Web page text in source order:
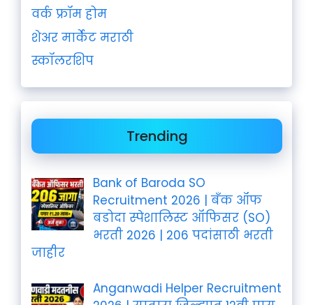
वर्क फ्रॉम होम
शेअर मार्केट मराठी
स्कॉलरशिप
Trending
Bank of Baroda SO
Recruitment 2026 | बँक ऑफ
बडोदा स्पेशालिस्ट ऑफिसर (SO)
भरती 2026 | 206 पदांसाठी भरती
जाहीर
Anganwadi Helper Recruitment